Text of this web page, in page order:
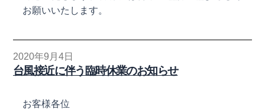
お願いいたします。
2020年9月4日
台風接近に伴う臨時休業のお知らせ
お客様各位